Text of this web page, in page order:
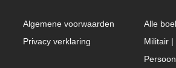
Algemene voorwaarden
Privacy verklaring
Alle
Militair |